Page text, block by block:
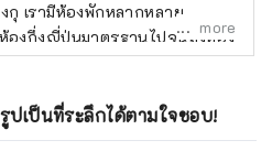
กุ เรามีห้องพักหลากหลาย
องกึ่งญี่ปุ่นมาตรฐานไปจนถึงห้อง
อ่างอาบน้ำกลางแจ้ง อ่างอาบน้ำ
ยภายในสถานที่ รวมถึงมุมที่คุณ
คาเกะหลากสีได้อย่างอิสระ
more
ปเป็นที่ระลึกได้ตามใจชอบ!